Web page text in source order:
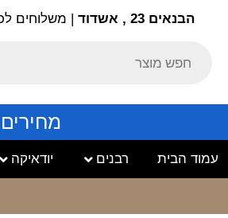
הבנאים 23 , אשדוד | משלוחים
עמוד הבית רבנים יודאיקה